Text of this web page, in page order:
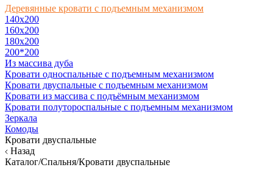
Деревянные кровати с подъемным механизмом
140x200
160х200
180х200
200*200
Из массива дуба
Кровати односпальные с подъемным механизмом
Кровати двуспальные с подъемным механизмом
Кровати из массива с подъёмным механизмом
Кровати полутороспальные с подъемным механизмом
Зеркала
Комоды
Кровати двуспальные
Назад
Каталог/Спальня/Кровати двуспальные